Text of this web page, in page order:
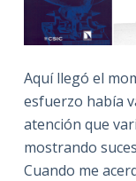
Aquí llegó el
esfuerzo había
atención que
mostrando
Cuando me